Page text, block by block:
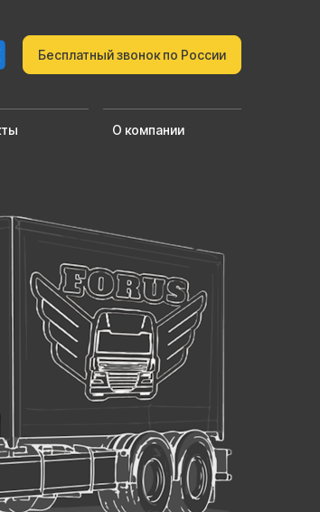
Бесплатный звонок по России
О компании